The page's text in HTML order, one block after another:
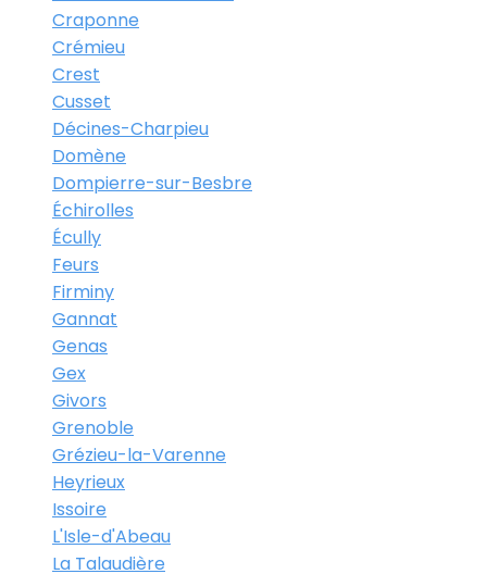
Craponne
Crémieu
Crest
Cusset
Décines-Charpieu
Domène
Dompierre-sur-Besbre
Échirolles
Écully
Feurs
Firminy
Gannat
Genas
Gex
Givors
Grenoble
Grézieu-la-Varenne
Heyrieux
Issoire
L'Isle-d'Abeau
La Talaudière